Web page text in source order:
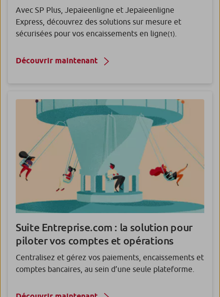
Avec SP Plus, Jepaieenligne et Jepaieenligne
Express, découvrez des solutions sur mesure et
sécurisées pour vos encaissements en ligne(1)
Découvrir maintenant
Suite Entreprise.com : la solution pour
piloter vos comptes et opérations
Centralisez et gérez vos paiements, encaissements et
comptes bancaires, au sein d’une seule plateforme.